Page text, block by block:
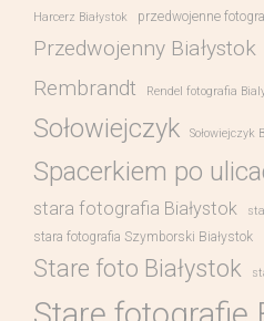
Harcerz Białystok przedwojenne
Przedwojenny Białystok
Rembrandt Rendel fotografia
Sołowiejczyk Sołowiejczyk
Spacerkiem po
stara fotografia Białystok
stara fotografia Szymborski Białystok
Stare foto Białystok